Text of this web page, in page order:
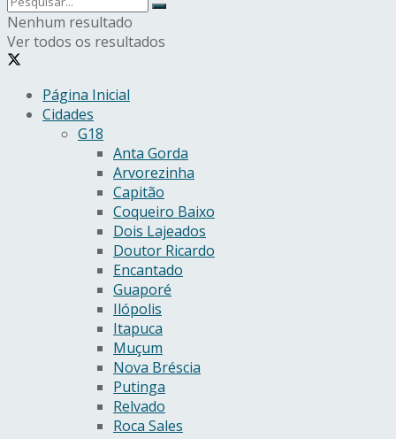
Nenhum resultado
Ver todos os resultados
Página Inicial
Cidades
G18
Anta Gorda
Arvorezinha
Capitão
Coqueiro Baixo
Dois Lajeados
Doutor Ricardo
Encantado
Guaporé
Ilópolis
Itapuca
Muçum
Nova Bréscia
Putinga
Relvado
Roca Sales